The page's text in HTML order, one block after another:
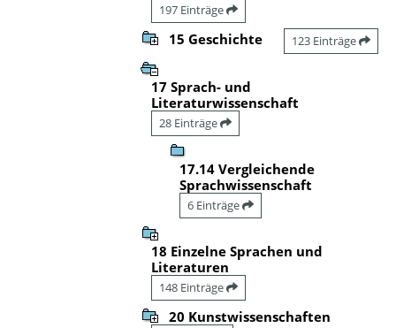
197 Einträge
15 Geschichte 123 Einträge
17 Sprach- und
Literaturwissenschaft
28 Einträge
17.14 Vergleichende
Sprachwissenschaft
6 Einträge
18 Einzelne Sprachen und
Literaturen
148 Einträge
20 Kunstwissenschaften